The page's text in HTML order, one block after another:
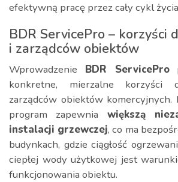
efektywną pracę przez cały cykl
BDR ServicePro – korzyści
i zarządców obiektów
Wprowadzenie BDR ServicePro
konkretne, mierzalne korzyści
zarządców obiektów komercyjnych.
program zapewnia większą
instalacji grzewczej, co ma
budynkach, gdzie ciągłość
ciepłej wody użytkowej jest
funkcjonowania obiektu.